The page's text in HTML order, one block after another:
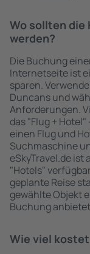
Wo sollten die
werden?
Die Buchung
Internetseite ist
sparen.
Duncans und
Anforderungen.
das "Flug +
einen Flug und
Suchmaschine
eSkyTravel.de
"Hotels"
geplante Reise
gewählte Objekt
Buchung
Wie viel